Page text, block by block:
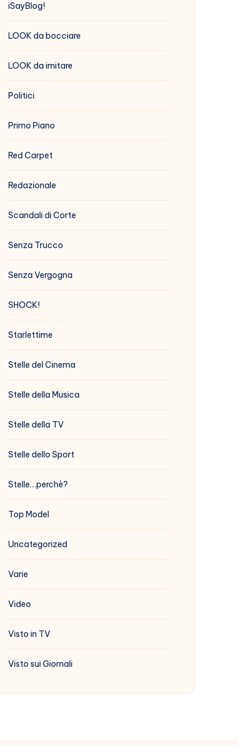
iSayBlog!
LOOK da bocciare
LOOK da imitare
Politici
Primo Piano
Red Carpet
Redazionale
Scandali di Corte
Senza Trucco
Senza Vergogna
SHOCK!
Starlettime
Stelle del Cinema
Stelle della Musica
Stelle della TV
Stelle dello Sport
Stelle…perchè?
Top Model
Uncategorized
Varie
Video
Visto in TV
Visto sui Giornali